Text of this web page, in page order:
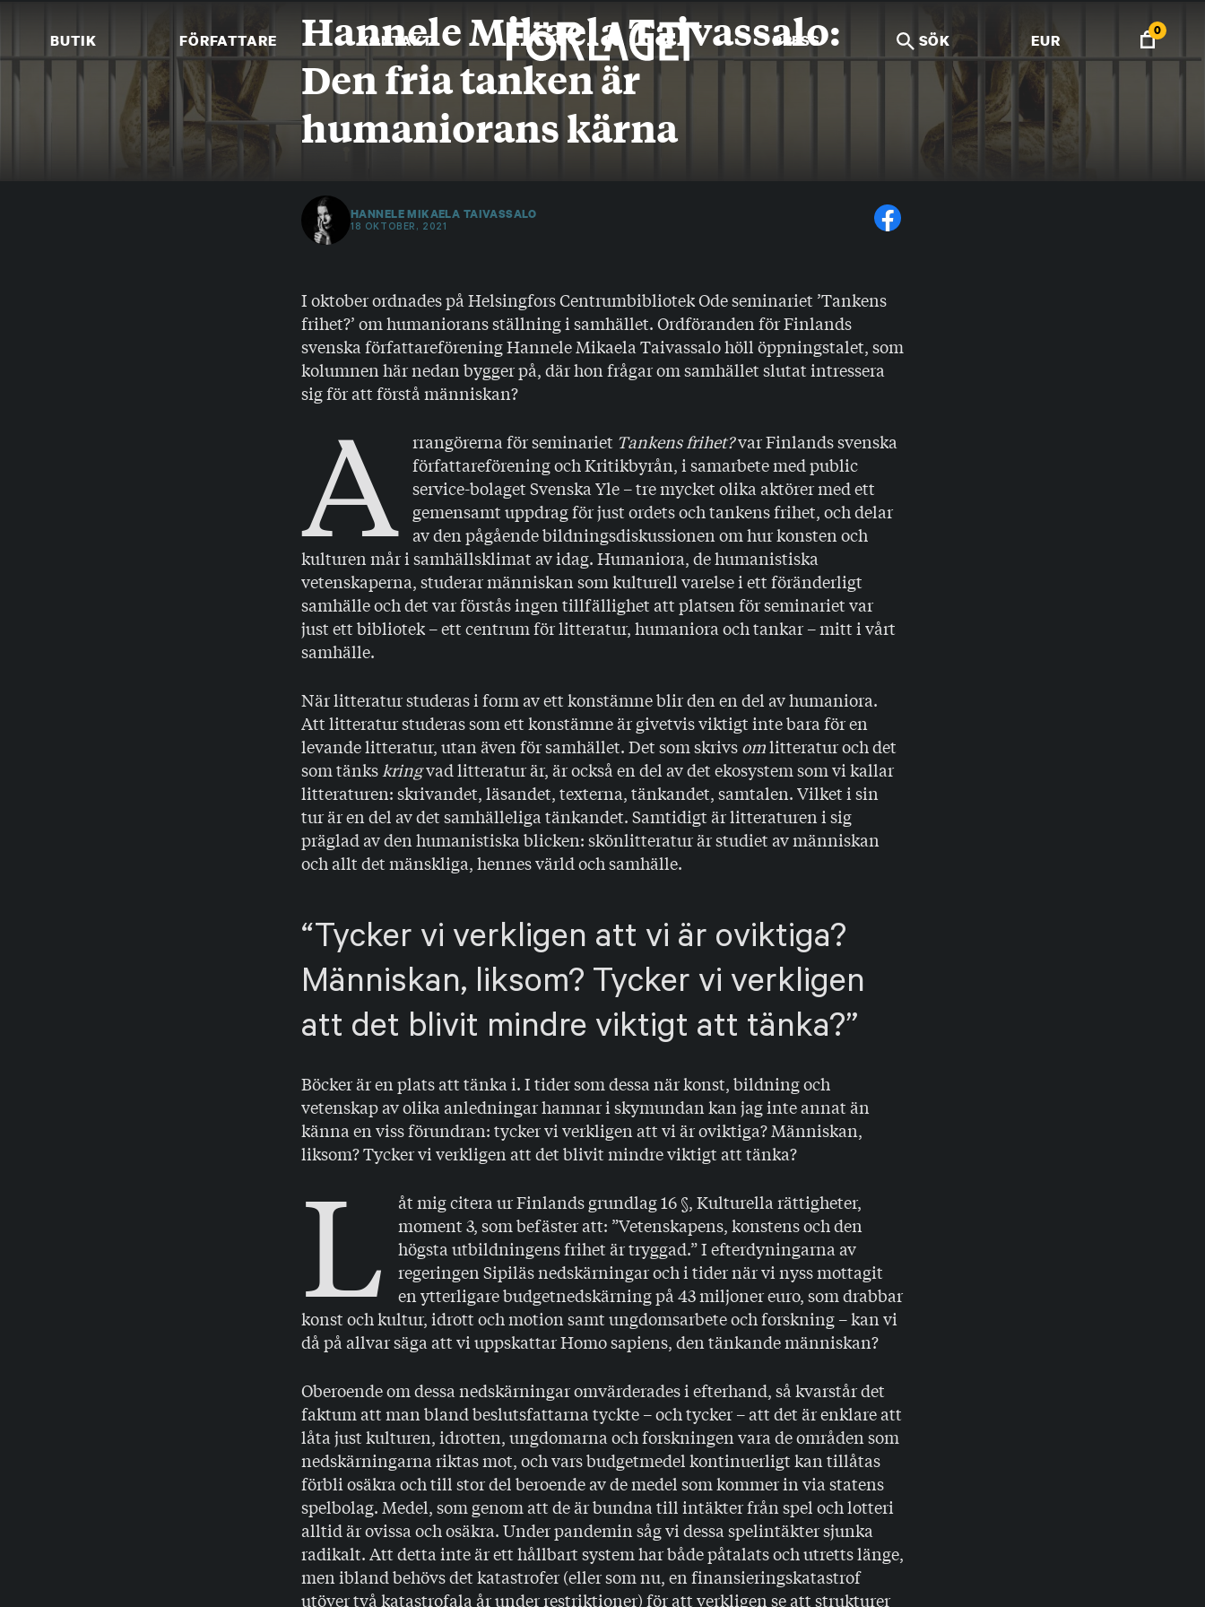
BUTIK FÖRFATTARE KONTAKT PRESS SÖK EUR
0
Hannele Mikaela Taivassalo:
Den fria tanken är
humaniorans kärna
HANNELE MIKAELA TAIVASSALO
18 OKTOBER, 2021
I oktober ordnades på Helsingfors Centrumbibliotek Ode seminariet ’Tankens
frihet?’ om humaniorans ställning i samhället. Ordföranden för Finlands
svenska författareförening Hannele Mikaela Taivassalo höll öppningstalet, som
kolumnen här nedan bygger på, där hon frågar om samhället slutat intressera
sig för att förstå människan?
A rrangörerna för seminariet Tankens frihet?var Finlands svenska
författareförening och Kritikbyrån, i samarbete med public
service-bolaget Svenska Yle – tre mycket olika aktörer med ett
gemensamt uppdrag för just ordets och tankens frihet, och delar
av den pågående bildningsdiskussionen om hur konsten och
kulturen mår i samhällsklimat av idag. Humaniora, de humanistiska
vetenskaperna, studerar människan som kulturell varelse i ett föränderligt
samhälle och det var förstås ingen tillfällighet att platsen för seminariet var
just ett bibliotek – ett centrum för litteratur, humaniora och tankar – mitt i vårt
samhälle.
När litteratur studeras i form av ett konstämne blir den en del av humaniora.
Att litteratur studeras som ett konstämne är givetvis viktigt inte bara för en
levande litteratur, utan även för samhället. Det som skrivsomlitteratur och det
som tänks kringvad litteratur är, är också en del av det ekosystem som vi kallar
litteraturen: skrivandet, läsandet, texterna, tänkandet, samtalen. Vilket i sin
tur är en del av det samhälleliga tänkandet. Samtidigt är litteraturen i sig
präglad av den humanistiska blicken: skönlitteratur är studiet av människan
och allt det mänskliga, hennes värld och samhälle.
Tycker vi verkligen att vi är oviktiga?
Människan, liksom? Tycker vi verkligen
att det blivit mindre viktigt att tänka?
Böcker är en plats att tänka i. I tider som dessa när konst, bildning och
vetenskap av olika anledningar hamnar i skymundan kan jag inte annat än
känna en viss förundran: tycker vi verkligen att vi är oviktiga? Människan,
liksom? Tycker vi verkligen att det blivit mindre viktigt att tänka?
L
åt mig citera ur Finlands grundlag 16 §, Kulturella rättigheter,
moment 3, som befäster att: ”Vetenskapens, konstens och den
högsta utbildningens frihet är tryggad.” I efterdyningarna av
regeringen Sipiläs nedskärningar och i tider när vi nyss mottagit
en ytterligare budgetnedskärning på 43 miljoner euro, som drabbar
konst och kultur, idrott och motion samt ungdomsarbete och forskning – kan vi
då på allvar säga att vi uppskattar Homo sapiens, den tänkande människan?
Oberoende om dessa nedskärningar omvärderades i efterhand, så kvarstår det
faktum att man bland beslutsfattarna tyckte – och tycker – att det är enklare att
låta just kulturen, idrotten, ungdomarna och forskningen vara de områden som
nedskärningarna riktas mot, och vars budgetmedel kontinuerligt kan tillåtas
förbli osäkra och till stor del beroende av de medel som kommer in via statens
spelbolag. Medel, som genom att de är bundna till intäkter från spel och lotteri
alltid är ovissa och osäkra. Under pandemin såg vi dessa spelintäkter sjunka
radikalt. Att detta inte är ett hållbart system har både påtalats och utretts länge,
men ibland behövs det katastrofer (eller som nu, en finansieringskatastrof
utöver två katastrofala år under restriktioner) för att verkligen se att strukturer